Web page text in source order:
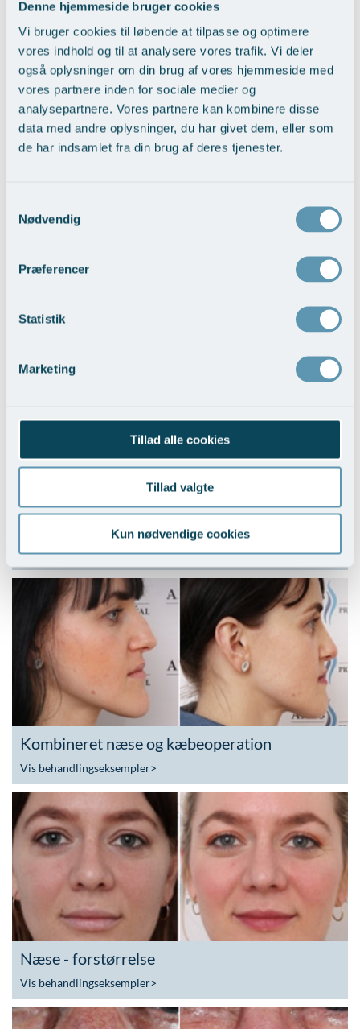
Denne hjemmeside bruger cookies
Vi bruger cookies til løbende at tilpasse og optimere
vores indhold og til at analysere vores trafik. Vi deler
også oplysninger om din brug af vores hjemmeside med
vores partnere inden for sociale medier og
analysepartnere. Vores partnere kan kombinere disse
data med andre oplysninger, du har givet dem, eller som
de har indsamlet fra din brug af deres tjenester.
Nødvendig
Præferencer
Statistik
Marketing
Tillad alle cookies
Tillad valgte
Kun nødvendige cookies
Reduktion af næsen som helhed
Vis behandlingseksempler
Opretning af skævheder
Ændring af næsetippen
Vis behandlingseksempler>
Kombineret næse og kæbeoperation
Vis behandlingseksempler>
Næse - forstørrelse
Vis behandlingseksempler>